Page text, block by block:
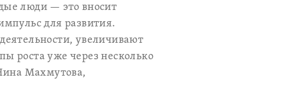
люди — это вносит
для развития.
увеличивают
роста уже через несколько
Махмутова,